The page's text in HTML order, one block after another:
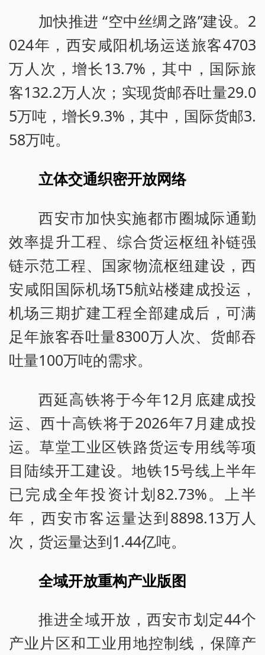
加快推进 “空中丝绸之路”建设。2
024年，西安咸阳机场运送旅客4703
万人次，增长13.7%，其中，国际旅
客132.2万人次；实现货邮吞吐量29.0
5万吨，增长9.3%，其中，国际货邮3.
58万吨。
立体交通织密开放网络
西安市加快实施都市圈城际通勤
效率提升工程、综合货运枢纽补链强
链示范工程、国家物流枢纽建设，西
安咸阳国际机场T5航站楼建成投运，
机场三期扩建工程全部建成后，可满
足年旅客吞吐量8300万人次、货邮吞
吐量100万吨的需求。
西延高铁将于今年12月底建成投
运、西十高铁将于2026年7月建成投
运。草堂工业区铁路货运专用线等项
目陆续开工建设。地铁15号线上半年
已完成全年投资计划82.73%。上半
年，西安市客运量达到8898.13万人
次，货运量达到1.44亿吨。
全域开放重构产业版图
推进全域开放，西安市划定44个
产业片区和工业用地控制线，保障产